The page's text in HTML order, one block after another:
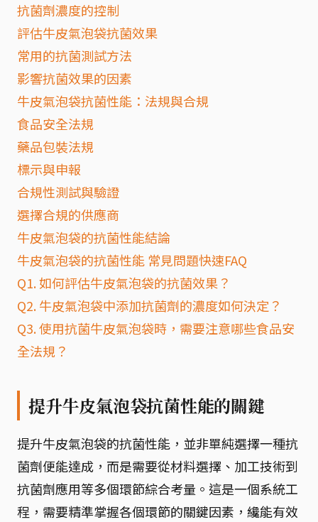
抗菌劑濃度的控制
評估牛皮氣泡袋抗菌效果
常用的抗菌測試方法
影響抗菌效果的因素
牛皮氣泡袋抗菌性能：法規與合規
食品安全法規
藥品包裝法規
標示與申報
合規性測試與驗證
選擇合規的供應商
牛皮氣泡袋的抗菌性能結論
牛皮氣泡袋的抗菌性能 常見問題快速FAQ
Q1. 如何評估牛皮氣泡袋的抗菌效果？
Q2. 牛皮氣泡袋中添加抗菌劑的濃度如何決定？
Q3. 使用抗菌牛皮氣泡袋時，需要注意哪些食品安
全法規？
提升牛皮氣泡袋抗菌性能的關鍵
提升牛皮氣泡袋的抗菌性能，並非單純選擇一種抗
菌劑便能達成，而是需要從材料選擇、加工技術到
抗菌劑應用等多個環節綜合考量。這是一個系統工
程，需要精準掌握各個環節的關鍵因素，纔能有效